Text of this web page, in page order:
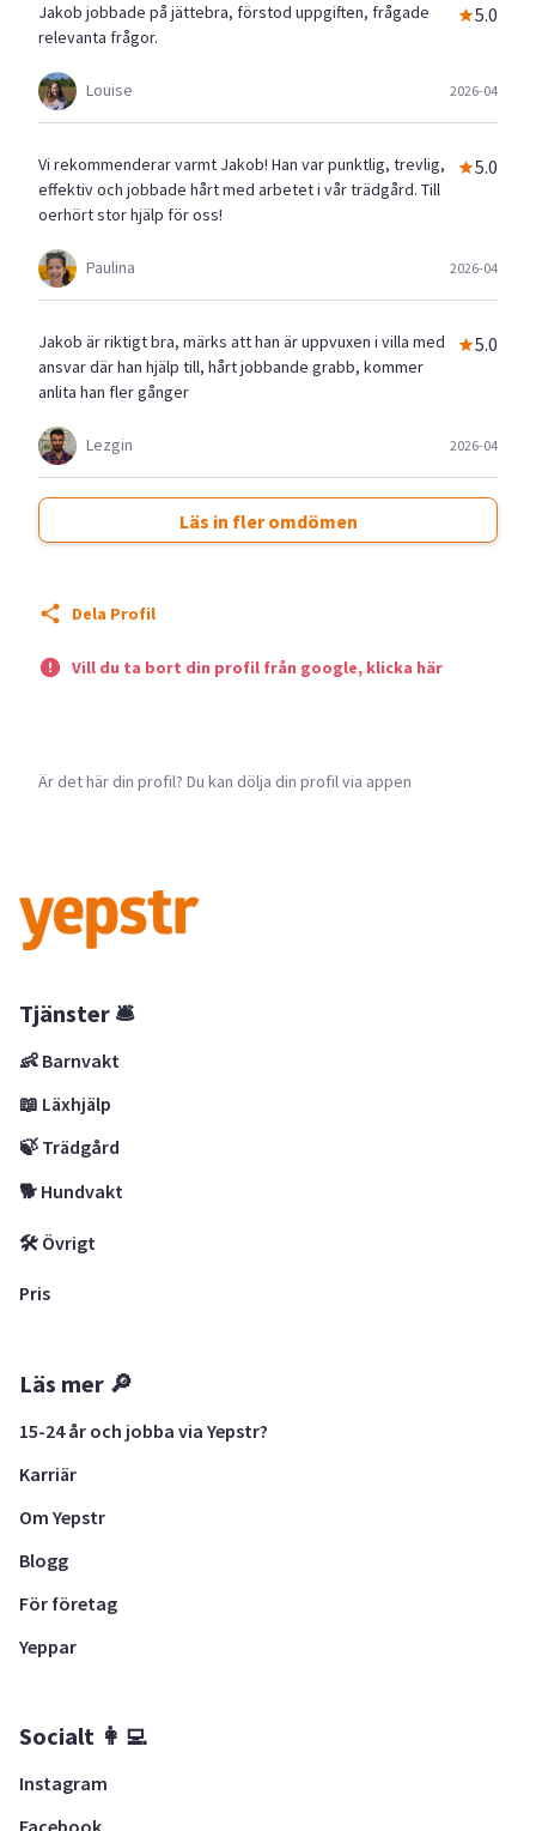
Jakob jobbade på jättebra, förstod uppgiften, frågade
relevanta frågor.
5.0
Louise 2026-04
Vi rekommenderar varmt Jakob! Han var punktlig, trevlig,
effektiv och jobbade hårt med arbetet i vår trädgård. Till
oerhört stor hjälp för oss!
5.0
Paulina 2026-04
Jakob är riktigt bra, märks att han är uppvuxen i villa med
ansvar där han hjälp till, hårt jobbande grabb, kommer
anlita han fler gånger
5.0
Lezgin 2026-04
Läs in fler omdömen
Dela Profil
Vill du ta bort din profil från google, klicka här
Är det här din profil? Du kan dölja din profil via appen
Tjänster 🛎
👶 Barnvakt
📖 Läxhjälp
🍃 Trädgård
🐕 Hundvakt
🛠 Övrigt
Pris
Läs mer 🔎
15-24 år och jobba via Yepstr?
Karriär
Om Yepstr
Blogg
För företag
Yeppar
Socialt 👩‍💻
Instagram
Facebook